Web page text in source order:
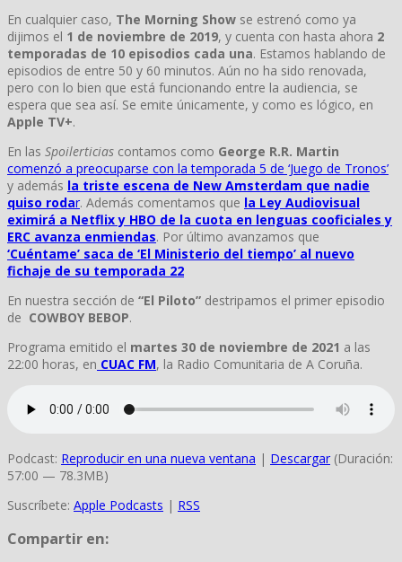
En cualquier caso, The Morning Show se estrenó como ya
dijimos el 1 de noviembre de 2019, y cuenta con hasta ahora 2
temporadas de 10 episodios cada una. Estamos hablando de
episodios de entre 50 y 60 minutos. Aún no ha sido renovada,
pero con lo bien que está funcionando entre la audiencia, se
espera que sea así. Se emite únicamente, y como es lógico, en
Apple TV+.
En las Spoilerticias contamos como George R.R. Martin
comenzó a preocuparse con la temporada 5 de ‘Juego de Tronos’
y además la triste escena de New Amsterdam que nadie
quiso rodar. Además comentamos que la Ley Audiovisual
eximirá a Netflix y HBO de la cuota en lenguas cooficiales y
ERC avanza enmiendas. Por último avanzamos que
‘Cuéntame’ saca de ‘El Ministerio del tiempo’ al nuevo
fichaje de su temporada 22
En nuestra sección de “El Piloto” destripamos el primer episodio
de COWBOY BEBOP.
Programa emitido el martes 30 de noviembre de 2021 a las
22:00 horas, en CUAC FM, la Radio Comunitaria de A Coruña.
Podcast: Reproducir en una nueva ventana | Descargar (Duración:
57:00 — 78.3MB)
Suscríbete: Apple Podcasts | RSS
Compartir en: